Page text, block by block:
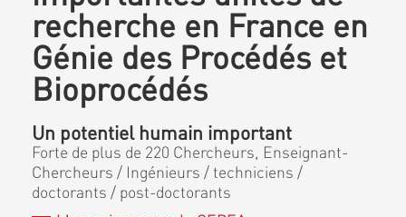
recherche en France en
Génie des Procédés et
Bioprocédés
Un potentiel humain important
Forte de plus de 220 Chercheurs, Enseignant-
Chercheurs / Ingénieurs / techniciens /
doctorants / post-doctorants